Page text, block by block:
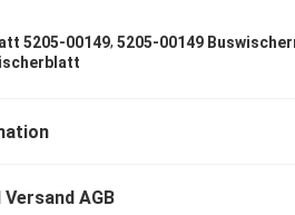
5205-00149, 5205-00149
AGB